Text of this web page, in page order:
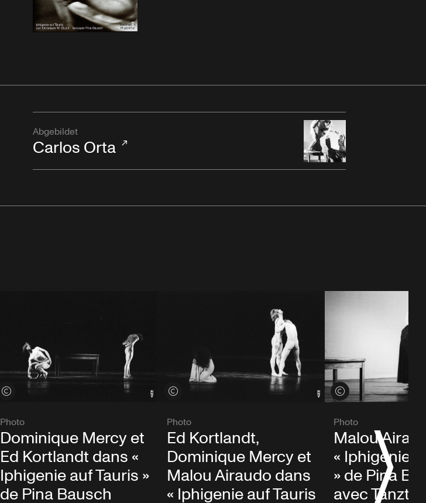
Abgebildet
Carlos Orta
Voir les crédits
Photo
Dominique Mercy et
Ed Kortlandt dans «
Iphigenie auf Tauris »
de Pina Bausch
Voir les crédits
Photo
Ed Kortlandt,
Dominique Mercy et
Malou Airaudo dans
« Iphigenie auf Tauris
Voir les crédits
Photo
Malou
« Iphigenie
» de Pina
avec